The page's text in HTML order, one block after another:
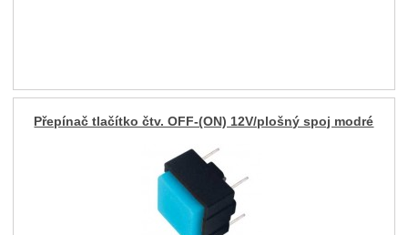
Přepínač tlačítko čtv. OFF-(ON) 12V/plošný spoj modré